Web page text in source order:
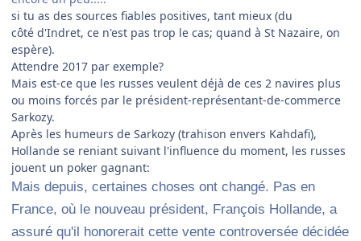
si tu as des sources fiables positives, tant mieux (du
côté d'Indret, ce n'est pas trop le cas; quand à St Nazaire, on
espère).
Attendre 2017 par exemple?
Mais est-ce que les russes veulent déjà de ces 2 navires plus
ou moins forcés par le président-représentant-de-commerce
Sarkozy.
Après les humeurs de Sarkozy (trahison envers Kahdafi),
Hollande se reniant suivant l'influence du moment, les russes
jouent un poker gagnant:
Mais depuis, certaines choses ont changé. Pas en
France, où le nouveau président, François Hollande, a
assuré qu'il honorerait cette vente controversée décidée